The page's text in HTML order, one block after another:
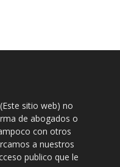
sitio web) no
de abogados o
con otros
a nuestros
publico que le